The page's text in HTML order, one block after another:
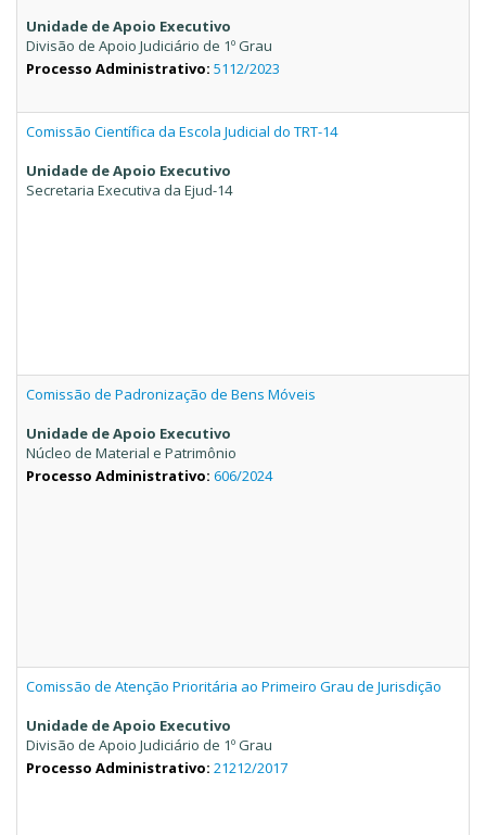
Unidade de Apoio Executivo
Divisão de Apoio Judiciário de 1º Grau
Processo Administrativo: 5112/2023
Comissão Científica da Escola Judicial do TRT-14
Unidade de Apoio Executivo
Secretaria Executiva da Ejud-14
Comissão de Padronização de Bens Móveis
Unidade de Apoio Executivo
Núcleo de Material e Patrimônio
Processo Administrativo: 606/2024
Comissão de Atenção Prioritária ao Primeiro Grau de Jurisdição
Unidade de Apoio Executivo
Divisão de Apoio Judiciário de 1º Grau
Processo Administrativo: 21212/2017